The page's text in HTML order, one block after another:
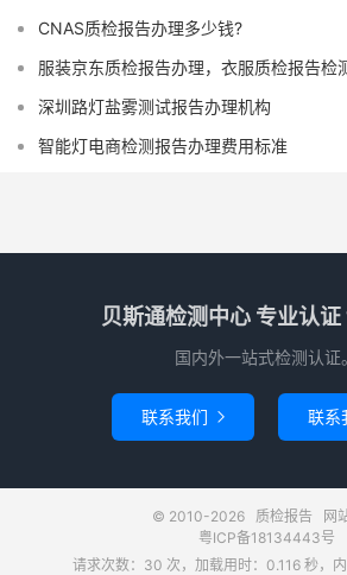
CNAS质检报告办理多少钱?
服装京东质检报告办理，衣服质检报告检
深圳路灯盐雾测试报告办理机构
智能灯电商检测报告办理费用标准
贝斯通检测中心 专业认
国内外一站式检测认证。
联系我们  联系
© 2010-2026 质检报告
网
粤ICP备18134443号
请求次数：30 次，加载用时：0.116 秒，